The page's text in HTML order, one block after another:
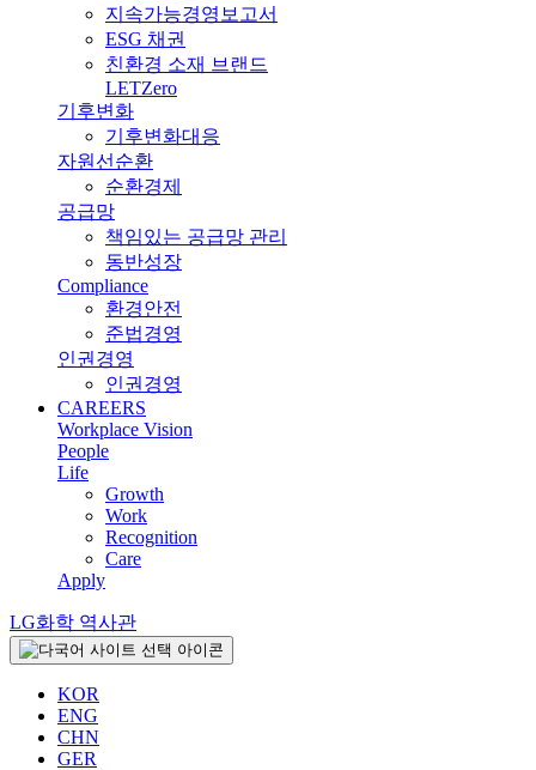
지속가능경영보고서
ESG 채권
친환경 소재 브랜드
LETZero
기후변화
기후변화대응
자원선순환
순환경제
공급망
책임있는 공급망 관리
동반성장
Compliance
환경안전
준법경영
인권경영
인권경영
CAREERS
Workplace Vision
People
Life
Growth
Work
Recognition
Care
Apply
LG화학 역사관
KOR
ENG
CHN
GER